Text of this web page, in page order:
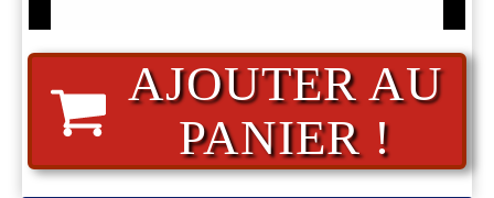
AJOUTER AU
PANIER !